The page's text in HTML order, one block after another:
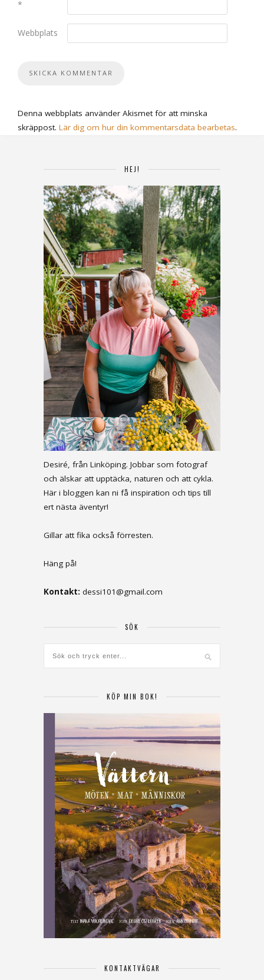
*
Webbplats
Denna webbplats använder Akismet för att minska
skräppost. Lär dig om hur din kommentarsdata bearbetas.
HEJ!
Desiré, från Linköping. Jobbar som fotograf
och älskar att upptäcka, naturen och att cykla.
Här i bloggen kan ni få inspiration och tips till
ert nästa äventyr!
Gillar att fika också förresten.
Häng på!
Kontakt: dessi101@gmail.com
SÖK
KÖP MIN BOK!
KONTAKTVÄGAR